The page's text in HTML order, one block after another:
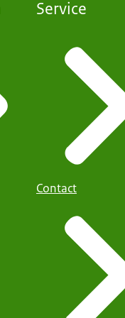
Service
Contact